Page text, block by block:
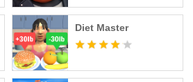
Diet Master